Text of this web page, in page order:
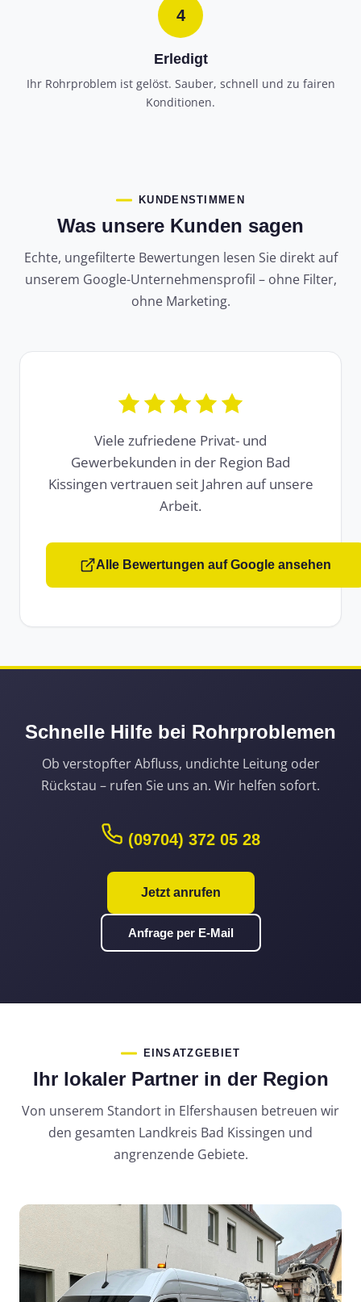
4
Erledigt
Ihr Rohrproblem ist gelöst. Sauber, schnell und zu fairen
Konditionen.
KUNDENSTIMMEN
Was unsere Kunden sagen
Echte, ungefilterte Bewertungen lesen Sie direkt auf
unserem Google-Unternehmensprofil – ohne Filter,
ohne Marketing.
Viele zufriedene Privat- und
Gewerbekunden in der Region Bad
Kissingen vertrauen seit Jahren auf unsere
Arbeit.
Alle Bewertungen auf Google ansehen
Schnelle Hilfe bei Rohrproblemen
Ob verstopfter Abfluss, undichte Leitung oder
Rückstau – rufen Sie uns an. Wir helfen sofort.
(09704) 372 05 28
Jetzt anrufen
Anfrage per E-Mail
EINSATZGEBIET
Ihr lokaler Partner in der Region
Von unserem Standort in Elfershausen betreuen wir
den gesamten Landkreis Bad Kissingen und
angrenzende Gebiete.